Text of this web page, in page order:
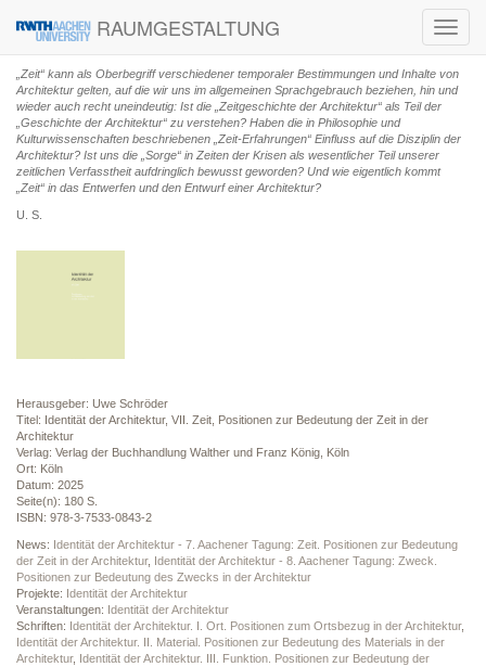
RAUMGESTALTUNG
„Zeit“ kann als Oberbegriff verschiedener temporaler Bestimmungen und Inhalte von
Architektur gelten, auf die wir uns im allgemeinen Sprachgebrauch beziehen, hin und
wieder auch recht uneindeutig: Ist die „Zeitgeschichte der Architektur“ als Teil der
„Geschichte der Architektur“ zu verstehen? Haben die in Philosophie und
Kulturwissenschaften beschriebenen „Zeit-Erfahrungen“ Einfluss auf die Disziplin der
Architektur? Ist uns die „Sorge“ in Zeiten der Krisen als wesentlicher Teil unserer
zeitlichen Verfasstheit aufdringlich bewusst geworden? Und wie eigentlich kommt
„Zeit“ in das Entwerfen und den Entwurf einer Architektur?
U. S.
Herausgeber: Uwe Schröder
Titel: Identität der Architektur, VII. Zeit, Positionen zur Bedeutung der Zeit in der
Architektur
Verlag: Verlag der Buchhandlung Walther und Franz König, Köln
Ort: Köln
Datum: 2025
Seite(n): 180 S.
ISBN: 978-3-7533-0843-2
News: Identität der Architektur - 7. Aachener Tagung: Zeit. Positionen zur Bedeutung
der Zeit in der Architektur, Identität der Architektur - 8. Aachener Tagung: Zweck.
Positionen zur Bedeutung des Zwecks in der Architektur
Projekte: Identität der Architektur
Veranstaltungen: Identität der Architektur
Schriften: Identität der Architektur. I. Ort. Positionen zum Ortsbezug in der Architektur,
Identität der Architektur. II. Material. Positionen zur Bedeutung des Materials in der
Architektur, Identität der Architektur. III. Funktion. Positionen zur Bedeutung der